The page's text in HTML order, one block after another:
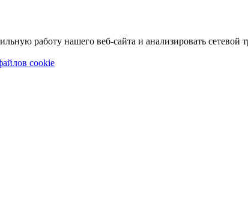
работу нашего веб-сайта и анализировать сетевой
cookie